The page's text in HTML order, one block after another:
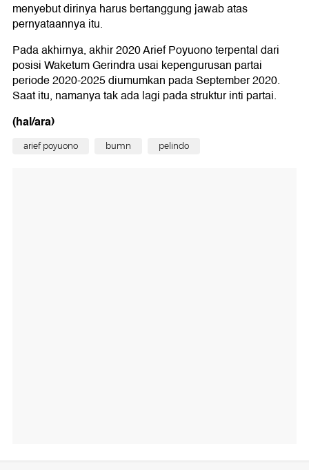
menyebut dirinya harus bertanggung jawab atas
pernyataannya itu.
Pada akhirnya, akhir 2020 Arief Poyuono terpental dari
posisi Waketum Gerindra usai kepengurusan partai
periode 2020-2025 diumumkan pada September 2020.
Saat itu, namanya tak ada lagi pada struktur inti partai.
(hal/ara)
arief poyuono bumn pelindo